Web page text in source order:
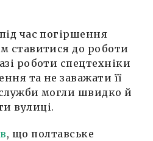
час погіршення
ставитися до роботи
роботи спецтехніки
та не заважати її
могли швидко й
вулиці.
, що полтавське